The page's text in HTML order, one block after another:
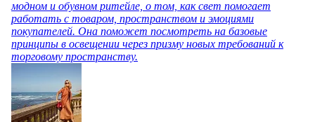
модном и обувном ритейле, о том, как свет помогает
работать с товаром, пространством и эмоциями
покупателей. Она поможет посмотреть на базовые
принципы в освещении через призму новых требований к
торговому пространству.